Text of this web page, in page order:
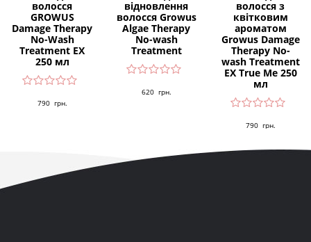
волосся
GROWUS
Damage Therapy
No-Wash
Treatment EX
250 мл
790 грн.
відновлення
волосся Growus
Algae Therapy
No-wash
Treatment
620 грн.
волосся з
квітковим
ароматом
Growus Damage
Therapy No-
wash Treatment
EX True Me 250
мл
790 грн.